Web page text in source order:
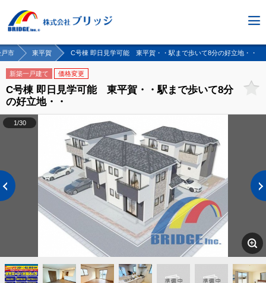
戸市 東平賀 C号棟 即日見学可能 東平賀・・駅まで歩いて8分の好立地・・
新築一戸建て 価格変更
C号棟 即日見学可能 東平賀・・駅まで歩いて8分
の好立地・・
1/30